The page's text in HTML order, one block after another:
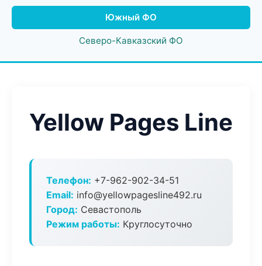
Южный ФО
Северо-Кавказский ФО
Yellow Pages Line
Телефон: +7-962-902-34-51
Email: info@yellowpagesline492.ru
Город: Севастополь
Режим работы: Круглосуточно